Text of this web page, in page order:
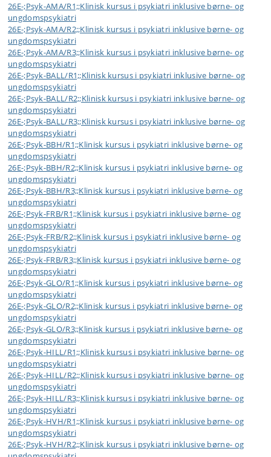
26E-;Psyk-AMA/R1;;Klinisk kursus i psykiatri inklusive børne- og
ungdomspsykiatri
26E-;Psyk-AMA/R2;;Klinisk kursus i psykiatri inklusive børne- og
ungdomspsykiatri
26E-;Psyk-AMA/R3;;Klinisk kursus i psykiatri inklusive børne- og
ungdomspsykiatri
26E-;Psyk-BALL/R1;;Klinisk kursus i psykiatri inklusive børne- og
ungdomspsykiatri
26E-;Psyk-BALL/R2;;Klinisk kursus i psykiatri inklusive børne- og
ungdomspsykiatri
26E-;Psyk-BALL/R3;;Klinisk kursus i psykiatri inklusive børne- og
ungdomspsykiatri
26E-;Psyk-BBH/R1;;Klinisk kursus i psykiatri inklusive børne- og
ungdomspsykiatri
26E-;Psyk-BBH/R2;;Klinisk kursus i psykiatri inklusive børne- og
ungdomspsykiatri
26E-;Psyk-BBH/R3;;Klinisk kursus i psykiatri inklusive børne- og
ungdomspsykiatri
26E-;Psyk-FRB/R1;;Klinisk kursus i psykiatri inklusive børne- og
ungdomspsykiatri
26E-;Psyk-FRB/R2;;Klinisk kursus i psykiatri inklusive børne- og
ungdomspsykiatri
26E-;Psyk-FRB/R3;;Klinisk kursus i psykiatri inklusive børne- og
ungdomspsykiatri
26E-;Psyk-GLO/R1;;Klinisk kursus i psykiatri inklusive børne- og
ungdomspsykiatri
26E-;Psyk-GLO/R2;;Klinisk kursus i psykiatri inklusive børne- og
ungdomspsykiatri
26E-;Psyk-GLO/R3;;Klinisk kursus i psykiatri inklusive børne- og
ungdomspsykiatri
26E-;Psyk-HILL/R1;;Klinisk kursus i psykiatri inklusive børne- og
ungdomspsykiatri
26E-;Psyk-HILL/R2;;Klinisk kursus i psykiatri inklusive børne- og
ungdomspsykiatri
26E-;Psyk-HILL/R3;;Klinisk kursus i psykiatri inklusive børne- og
ungdomspsykiatri
26E-;Psyk-HVH/R1;;Klinisk kursus i psykiatri inklusive børne- og
ungdomspsykiatri
26E-;Psyk-HVH/R2;;Klinisk kursus i psykiatri inklusive børne- og